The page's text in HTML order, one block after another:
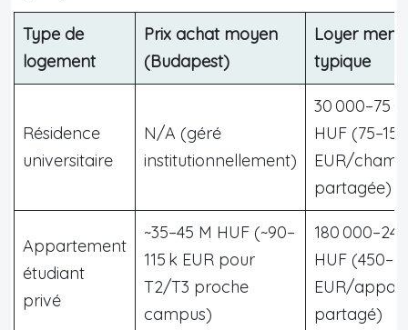
Type de
logement
Prix achat moyen
(Budapest)
Loyer
typique
Résidence
universitaire
N/A (géré
institutionnellement)
30 000–75
HUF (75–150
EUR/
partagée)
Appartement
étudiant
privé
~35–45 M HUF (~90–
115 k EUR pour
T2/T3 proche
campus)
180
HUF
EUR/
partagé)